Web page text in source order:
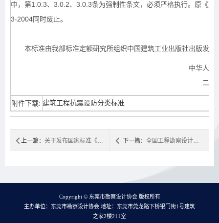
中，第1.0.3、3.0.2、3.0.3条为强制性条文，必须严格执行。原《建
3-2004同时废止。
本标准由我部标准定额研究所组织中国建筑工业出版社出版发行
中华人民共和国住房和
二○○八年七月三
附件下载: 建筑工程抗震设防分类标准
上一篇： 关于发布国家标准《建筑抗震设计规范》局部修订的公告 下一篇： 全国工程勘察设计行业优秀工程勘察设计行业奖评选办法
Copyright © 东莞市勘察设计协会 版权所有
主办单位：东莞市勘察设计协会 地址：东莞市莞龙路下桥银门街1号建筑
之家2楼211室